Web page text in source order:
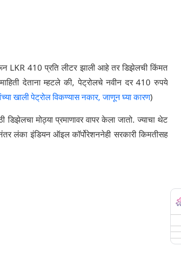
LKR 410 प्रति लीटर झाली आहे तर डिझेलची किंमत
देताना म्हटले की, पेट्रोलचे नवीन दर 410 रुपये
खाली पेट्रोल विकण्यास नकार, जाणून घ्या कारण)
डिझेलचा मोठ्या प्रमाणावर वापर केला जातो. ज्याचा थेट
लंका इंडियन ऑइल कॉर्पोरेशननेही सरकारी किमतीसह